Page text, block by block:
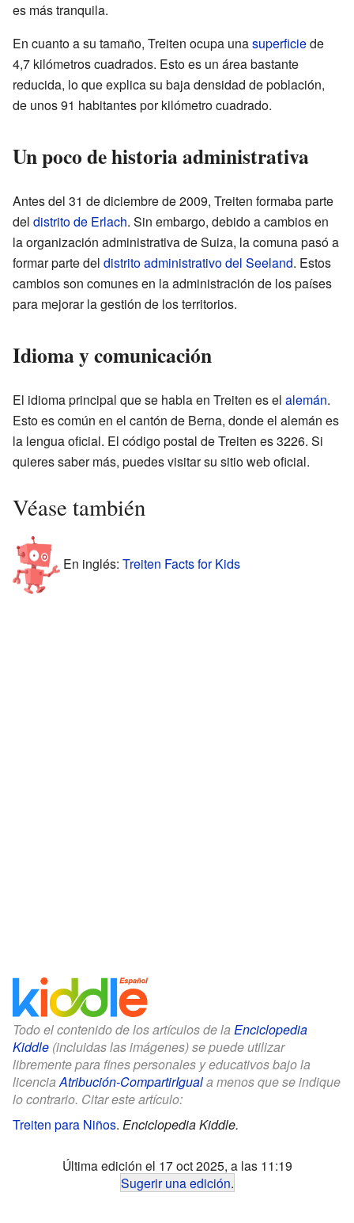
es más tranquila.
En cuanto a su tamaño, Treiten ocupa unasuperficiede
4,7 kilómetros cuadrados. Esto es un área bastante
reducida, lo que explica su baja densidad de población,
de unos 91 habitantes por kilómetro cuadrado.
Un poco de historia administrativa
Antes del 31 de diciembre de 2009, Treiten formaba parte
del distrito de Erlach. Sin embargo, debido a cambios en
la organización administrativa de Suiza, la comuna pasó a
formar parte del distrito administrativo del Seeland. Estos
cambios son comunes en la administración de los países
para mejorar la gestión de los territorios.
Idioma y comunicación
El idioma principal que se habla en Treiten es el alemán.
Esto es común en el cantón de Berna, donde el alemán es
la lengua oficial. El código postal de Treiten es 3226. Si
quieres saber más, puedes visitar su sitio web oficial.
Véase también
En inglés: Treiten Facts for Kids
Todo el contenido de los artículos de la Enciclopedia
Kiddle (incluidas las imágenes) se puede utilizar
libremente para fines personales y educativos bajo la
licenciaAtribución-CompartirIguala menos que se indique
lo contrario. Citar este artículo:
Treiten para Niños. Enciclopedia Kiddle.
Última edición el 17 oct 2025, a las 11:19
Sugerir una edición.